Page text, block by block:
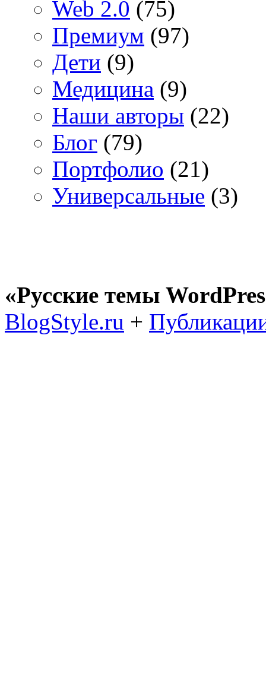
Web 2.0 (75)
Премиум (97)
Дети (9)
Медицина (9)
Наши авторы (22)
Блог (79)
Портфолио (21)
Универсальные (3)
«Русские темы
BlogStyle.ru +